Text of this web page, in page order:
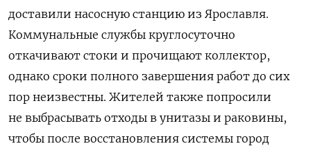
доставили насосную станцию из Ярославля.
Коммунальные службы круглосуточно
откачивают стоки и прочищают коллектор,
однако сроки полного завершения работ до сих
пор неизвестны. Жителей также попросили
не выбрасывать отходы в унитазы и раковины,
чтобы после восстановления системы город